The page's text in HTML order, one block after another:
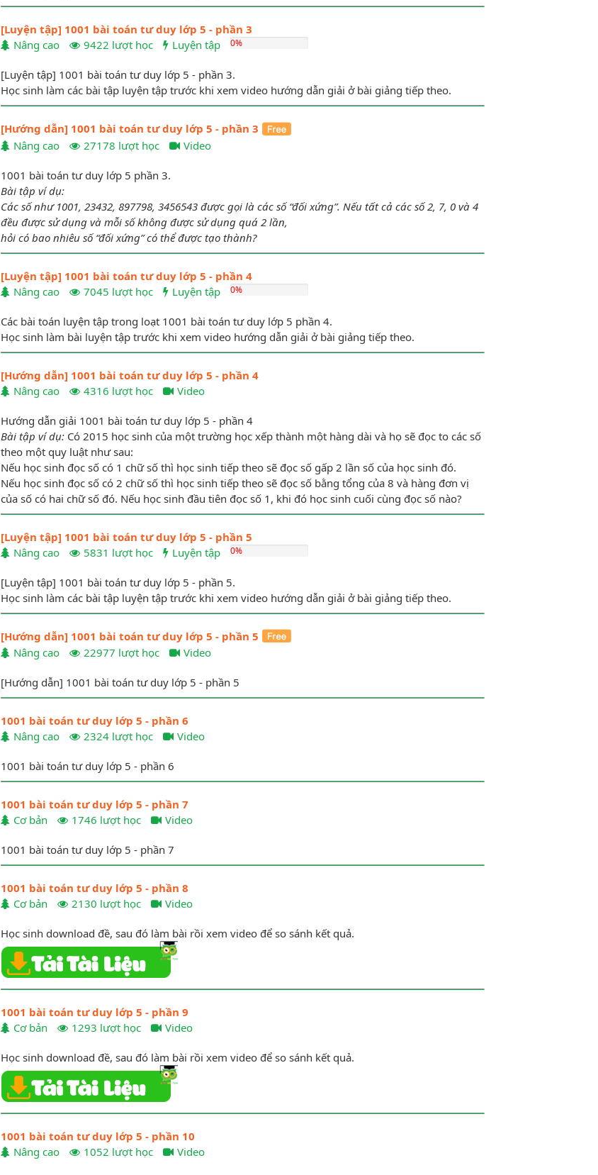
Bài 13:Cho diện tích của các hình như hình vẽ bên dưới. Hỏi diện tích hình chữ nhật có dấu “?" là
bao nhiêu, biết tất cả các hình đều là hình chữ nhật?
Bài 14: Một ô tô dự kiến đi từ A với vận tốc 50km/h thì đến B lúc 12h trưa. Nhưng do thời tiết xấu
nên mỗi giờ xe chỉ đi được 40km/h và đến B chậm hơn 30 phút so với dự kiến. Tính quãng đường
Bài 15:Cho hình thang ABCD có diện tích bằng 45cm. Biết rằng độ dài cạnh đáy CD gấp hai lần độ
dài cạnh đáy AB. Tính diện tích tam giác ABC.
Bài 3:Grace chọn 5 số khác nhau từ danh sách 1, 2, 3, 4, 5, 6, 7, 8, 9, 10. Trong đó, 4 và 5 là cặp
số duy nhất trong các số được chọn mà chúng chỉ cách nhau 1 đơn vị. Hỏi tổng lớn nhất của 5 số
Bài 4:Giả sử các ô trống được điền bằng các chữ số từ 0 đến 6. Mỗi chữ số chỉ được viết một lần.
Hỏi số có ba chữ số nào là đáp án đúng cho phép tính cộng này?
[Luyện tập] 1001 bài toán tư duy lớp 5 - phần 3
Nâng cao
9422 lượt học Luyện tập 0%
[Luyện tập] 1001 bài toán tư duy lớp 5 - phần 3.
Học sinh làm các bài tập luyện tập trước khi xem video hướng dẫn giải ở bài giảng tiếp theo.
[Hướng dẫn] 1001 bài toán tư duy lớp 5 - phần 3
Nâng cao
27178 lượt học Video
1001 bài toán tư duy lớp 5 phần 3.
Bài tập ví dụ:
Các số như 1001, 23432, 897798, 3456543 được gọi là các số “đối xứng”. Nếu tất cả các số 2, 7, 0 và 4
đều được sử dụng và mỗi số không được sử dụng quá 2 lần,
hỏi có bao nhiêu số “đối xứng” có thể được tạo thành?
[Luyện tập] 1001 bài toán tư duy lớp 5 - phần 4
Nâng cao
7045 lượt học Luyện tập 0%
Các bài toán luyện tập trong loạt 1001 bài toán tư duy lớp 5 phần 4.
Học sinh làm bài luyện tập trước khi xem video hướng dẫn giải ở bài giảng tiếp theo.
[Hướng dẫn] 1001 bài toán tư duy lớp 5 - phần 4
Nâng cao
4316 lượt học Video
Hướng dẫn giải 1001 bài toán tư duy lớp 5 - phần 4
Bài tập ví dụ: Có 2015 học sinh của một trường học xếp thành một hàng dài và họ sẽ đọc to các số
theo một quy luật như sau:
Nếu học sinh đọc số có 1 chữ số thì học sinh tiếp theo sẽ đọc số gấp 2 lần số của học sinh đó.
Nếu học sinh đọc số có 2 chữ số thì học sinh tiếp theo sẽ đọc số bằng tổng của 8 và hàng đơn vị
của số có hai chữ số đó. Nếu học sinh đầu tiên đọc số 1, khi đó học sinh cuối cùng đọc số nào?
[Luyện tập] 1001 bài toán tư duy lớp 5 - phần 5
Nâng cao
5831 lượt học Luyện tập 0%
[Luyện tập] 1001 bài toán tư duy lớp 5 - phần 5.
Học sinh làm các bài tập luyện tập trước khi xem video hướng dẫn giải ở bài giảng tiếp theo.
[Hướng dẫn] 1001 bài toán tư duy lớp 5 - phần 5
Nâng cao
22977 lượt học Video
[Hướng dẫn] 1001 bài toán tư duy lớp 5 - phần 5
1001 bài toán tư duy lớp 5 - phần 6
Nâng cao
2324 lượt học Video
1001 bài toán tư duy lớp 5 - phần 6
1001 bài toán tư duy lớp 5 - phần 7
Cơ bản
1746 lượt học Video
1001 bài toán tư duy lớp 5 - phần 7
1001 bài toán tư duy lớp 5 - phần 8
Cơ bản
2130 lượt học Video
Học sinh download đề, sau đó làm bài rồi xem video để so sánh kết quả.
1001 bài toán tư duy lớp 5 - phần 9
Cơ bản
1293 lượt học Video
Học sinh download đề, sau đó làm bài rồi xem video để so sánh kết quả.
1001 bài toán tư duy lớp 5 - phần 10
Nâng cao
1052 lượt học Video